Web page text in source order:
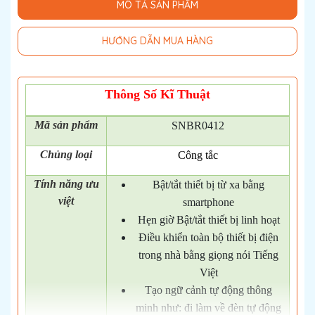
MÔ TẢ SẢN PHẨM
HƯỚNG DẪN MUA HÀNG
Thông Số Kĩ Thuật
Mã sản phẩm SNBR0412
Chủng loại Công tắc
Tính năng ưu
việt
Bật/tắt thiết bị từ xa bằng
smartphone
Hẹn giờ Bật/tắt thiết bị linh hoạt
Điều khiển toàn bộ thiết bị điện
trong nhà bằng giọng nói Tiếng
Việt
Tạo ngữ cảnh tự động thông
minh như: đi làm về đèn tự động